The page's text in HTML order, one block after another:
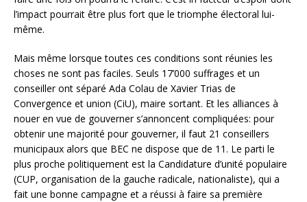
l’impact pourrait être plus fort que le triomphe électoral lui-
même.
Mais même lorsque toutes ces conditions sont réunies les
choses ne sont pas faciles. Seuls 17’000 suffrages et un
conseiller ont séparé Ada Colau de Xavier Trias de
Convergence et union (CiU), maire sortant. Et les alliances à
nouer en vue de gouverner s’annoncent compliquées: pour
obtenir une majorité pour gouverner, il faut 21 conseillers
municipaux alors que BEC ne dispose que de 11. Le parti le
plus proche politiquement est la Candidature d’unité populaire
(CUP, organisation de la gauche radicale, nationaliste), qui a
fait une bonne campagne et a réussi à faire sa première